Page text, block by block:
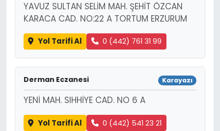
YAVUZ SULTAN SELİM MAH. ŞEHİT ÖZCAN
KARACA CAD. NO:22 A TORTUM ERZURUM
Yol Tarifi Al 0 (442) 761 31 99
Derman Eczanesi Karayazı
YENİ MAH. SIHHİYE CAD. NO 6 A
Yol Tarifi Al 0 (442) 541 23 21